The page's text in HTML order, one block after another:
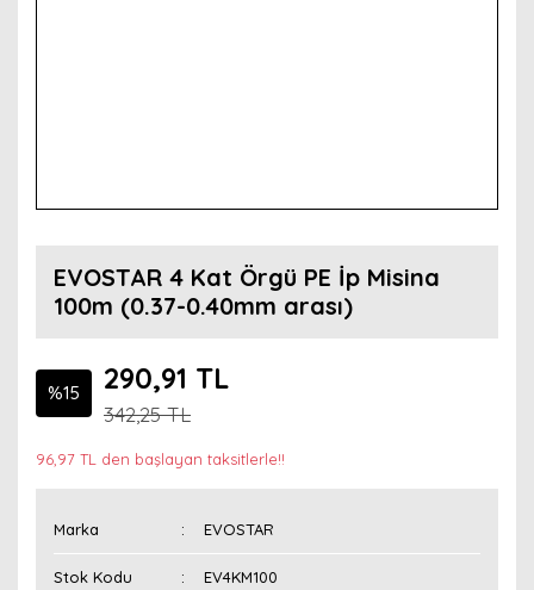
EVOSTAR 4 Kat Örgü PE İp Misina
100m (0.37-0.40mm arası)
%15 290,91 TL
342,25 TL
96,97 TL den başlayan taksitlerle!!
Marka EVOSTAR
Stok Kodu EV4KM100